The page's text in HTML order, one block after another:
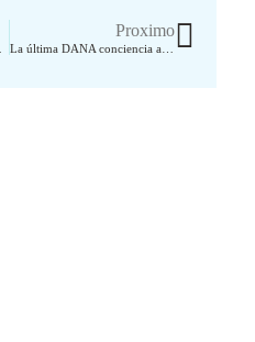
Proximo
La última DANA conciencia a mucha gente acerca de la seguridad de sus tejados